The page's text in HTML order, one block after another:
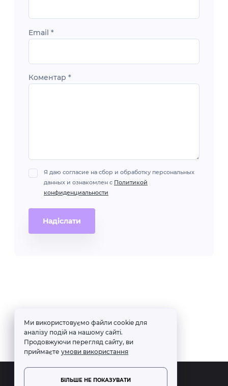
Email *
Коментар *
Я даю согласие на сбор и обработку персональных
данных и ознакомлен с Политикой
конфиденциальности
Надіслати
Ми використовуємо файли cookie для
аналізу подій на нашому сайті.
Продовжуючи перегляд сайту, ви
приймаєтеумови використання
БІЛЬШЕ НЕ ПОКАЗУВАТИ